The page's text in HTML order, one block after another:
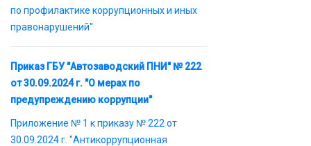
по профилактике коррупционных и иных
правонарушений"
Приказ ГБУ "Автозаводский ПНИ" № 222
от 30.09.2024 г. "О мерах по
предупреждению коррупции"
Приложение № 1 к приказу № 222 от
30.09.2024 г. "Антикоррупционная